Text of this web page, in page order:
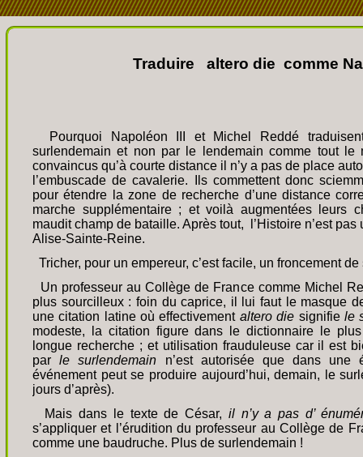
Traduire altero die comme
Pourquoi Napoléon III et Michel Reddé
surlendemain et non par le lendemain comme tout
convaincus qu’à courte distance il n’y a pas de place
l’embuscade de cavalerie. Ils commettent donc
pour étendre la zone de recherche d’une distance
marche supplémentaire ; et voilà augmentées leurs
maudit champ de bataille. Après tout, l’Histoire n’est
Alise-Sainte-Reine.
Tricher, pour un empereur, c’est facile, un froncement
Un professeur au Collège de France comme Michel
plus sourcilleux : foin du caprice, il lui faut le masque
une citation latine où effectivement altero die signifie le
modeste, la citation figure dans le dictionnaire le
longue recherche ; et utilisation frauduleuse car il est
parle surlendemain n’est autorisée que dans une
événement peut se produire aujourd’hui, demain, le
jours d’après).
Mais dans le texte de César, il n’y a pas d’
s’appliquer et l’érudition du professeur au Collège de
comme une baudruche. Plus de surlendemain !